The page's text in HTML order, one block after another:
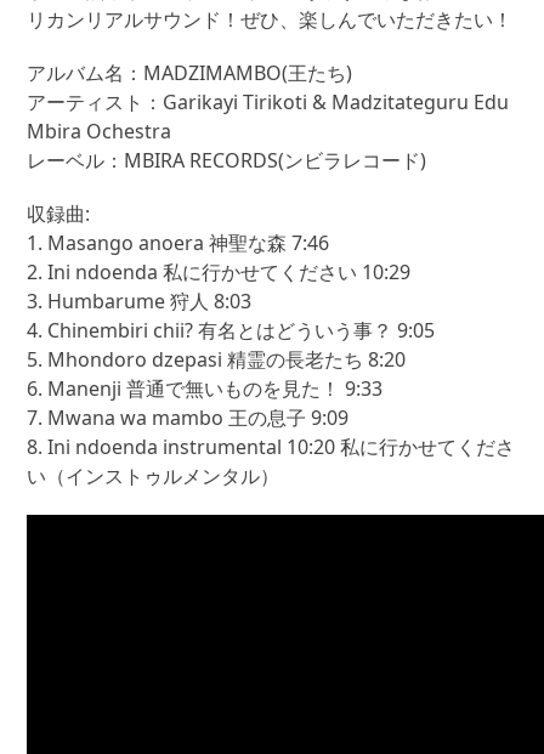
Edu
Ochestra)
個
リカンリアルサウンド！ぜひ、楽しんでいただきたい！
アルバム名：MADZIMAMBO(王たち)
アーティスト：Garikayi Tirikoti & Madzitateguru Edu
Mbira Ochestra
レーベル：MBIRA RECORDS(ンビラレコード)
収録曲:
1. Masango anoera 神聖な森 7:46
2. Ini ndoenda 私に行かせてください 10:29
3. Humbarume 狩人 8:03
4. Chinembiri chii? 有名とはどういう事？ 9:05
5. Mhondoro dzepasi 精霊の長老たち 8:20
6. Manenji 普通で無いものを見た！ 9:33
7. Mwana wa mambo 王の息子 9:09
8. Ini ndoenda instrumental 10:20 私に行かせてくださ
い（インストゥルメンタル）